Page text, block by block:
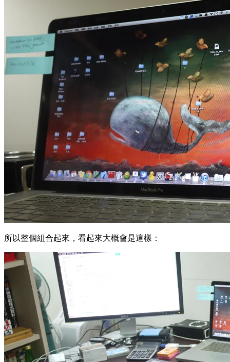
所以整個組合起來，看起來大概會是這樣：